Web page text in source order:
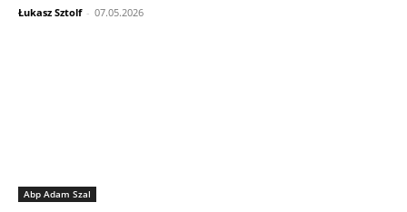
Łukasz Sztolf - 07.05.2026
Abp Adam Szal